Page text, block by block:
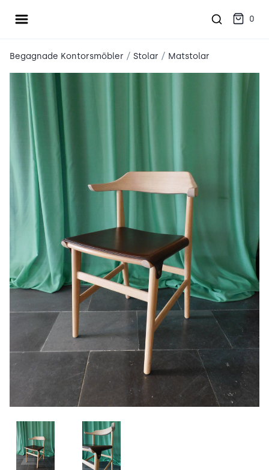
Öppna meny 0
Begagnade Kontorsmöbler / Stolar / Matstolar
QMQJxRKkb2uF.pngP0QFLZzKcDzf.png